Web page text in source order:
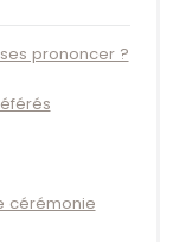
prononcer ?
cérémonie